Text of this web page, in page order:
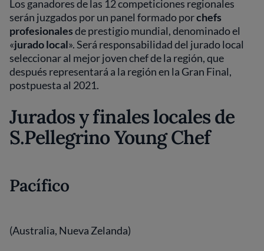
Los ganadores de las 12 competiciones regionales
serán juzgados por un panel formado porchefs
profesionalesde prestigio mundial, denominado el
«jurado local». Será responsabilidad del jurado local
seleccionar al mejor joven chef de la región, que
después representará a la región en la Gran Final,
postpuesta al 2021.
Jurados y finales locales de
S.Pellegrino Young Chef
Pacífico
(Australia, Nueva Zelanda)